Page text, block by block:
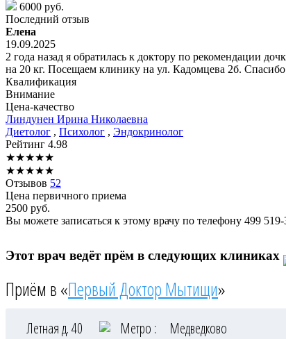
6000 руб.
Последний отзыв
Елена
19.09.2025
2 года назад я обратилась к доктору по рекомендации
на 20 кг. Посещаем клинику на ул. Кадомцева 2б.
Квалификация
Внимание
Цена-качество
Линдунен Ирина Николаевна
Диетолог , Психолог , Эндокринолог
Рейтинг 4.98
★★★★★
★★★★★
Отзывов 52
Цена первичного приема
2500 руб.
Вы можете записаться к этому врачу по телефону 499 519-
Этот врач ведёт прём в следующих клиниках
Приём в «Первый Доктор Мытищи»
Летная д. 40 Метро : Медведково